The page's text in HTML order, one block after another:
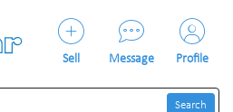
Sell Message Profile
Search